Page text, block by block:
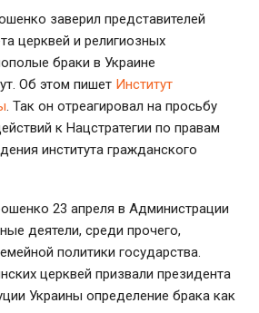
заверил представителей
церквей и религиозных
браки в Украине
Об этом пишет Институт
. Так он отреагировал на просьбу
к Нацстратегии по правам
института гражданского
23 апреля в Администрации
деятели, среди прочего,
политики государства.
церквей призвали президента
Украины определение брака как